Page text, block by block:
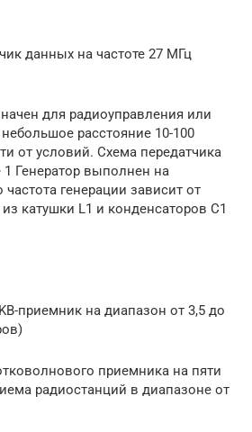
данных на частоте 27 МГц
для радиоуправления или
расстояние 10-100
от условий. Схема передатчика
1 Генератор выполнен на
частота генерации зависит от
катушки L1 и конденсаторов С1
приемник на диапазон от 3,5 до
приемника на пяти
радиостанций в диапазоне от